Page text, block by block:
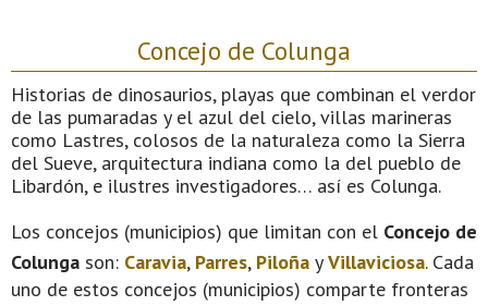
Concejo de Colunga
Historias de dinosaurios, playas que combinan el verdor
de las pumaradas y el azul del cielo, villas marineras
como Lastres, colosos de la naturaleza como la Sierra
del Sueve, arquitectura indiana como la del pueblo de
Libardón, e ilustres investigadores… así es Colunga.
Los concejos (municipios) que limitan con el Concejo de
Colunga son: Caravia, Parres, Piloña yVillaviciosa. Cada
uno de estos concejos (municipios) comparte fronteras